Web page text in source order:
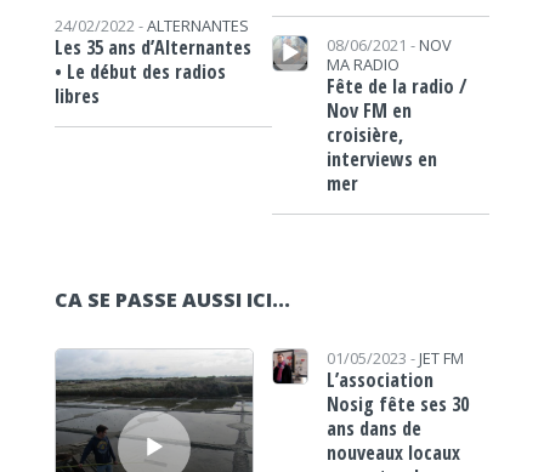
24/02/2022 -ALTERNANTES
Les 35 ans d’Alternantes
• Le début des radios
libres
Lecteur audio
08/06/2021 - NOV
MA RADIO
Fête de la radio /
Nov FM en
croisière,
interviews en
mer
CA SE PASSE AUSSI ICI...
Lecteur audio
01/05/2023 - JET FM
L’association
Nosig fête ses 30
ans dans de
nouveaux locaux